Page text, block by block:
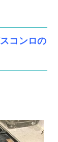
コンロの